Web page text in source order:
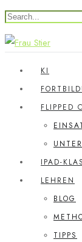
KI
FLIPPED
IPAD-
LEHREN
BLOG
TIPPS